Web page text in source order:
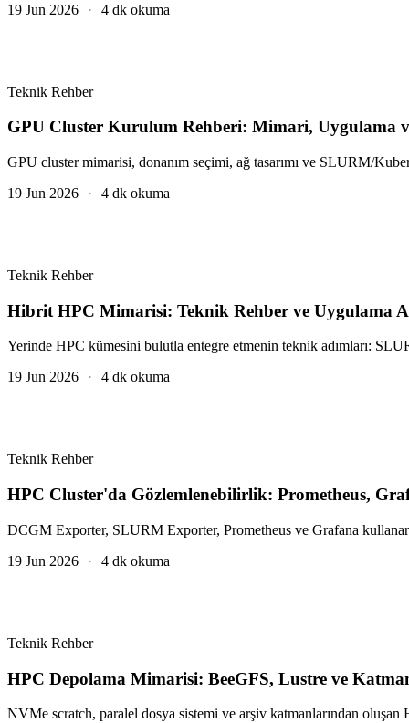
19 Jun 2026
· 4 dk okuma
Teknik Rehber
GPU Cluster Kurulum Rehberi: Mimari, Uygulama
GPU cluster mimarisi, donanım seçimi, ağ tasarımı ve SLURM/
19 Jun 2026
· 4 dk okuma
Teknik Rehber
Hibrit HPC Mimarisi: Teknik Rehber ve Uygulama
Yerinde HPC kümesini bulutla entegre etmenin teknik adımları:
19 Jun 2026
· 4 dk okuma
Teknik Rehber
HPC Cluster'da Gözlemlenebilirlik: Prometheus,
DCGM Exporter, SLURM Exporter, Prometheus ve Grafana
19 Jun 2026
· 4 dk okuma
Teknik Rehber
HPC Depolama Mimarisi: BeeGFS, Lustre ve
NVMe scratch, paralel dosya sistemi ve arşiv katmanlarından